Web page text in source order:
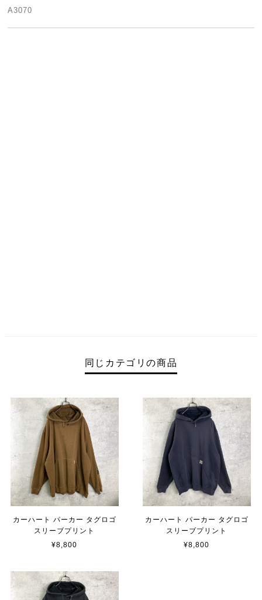
A3070
同じカテゴリの商品
カーハート パーカー タグロゴ
スリーブプリント
¥8,800
カーハート パーカー タグロゴ
スリーブプリント
¥8,800